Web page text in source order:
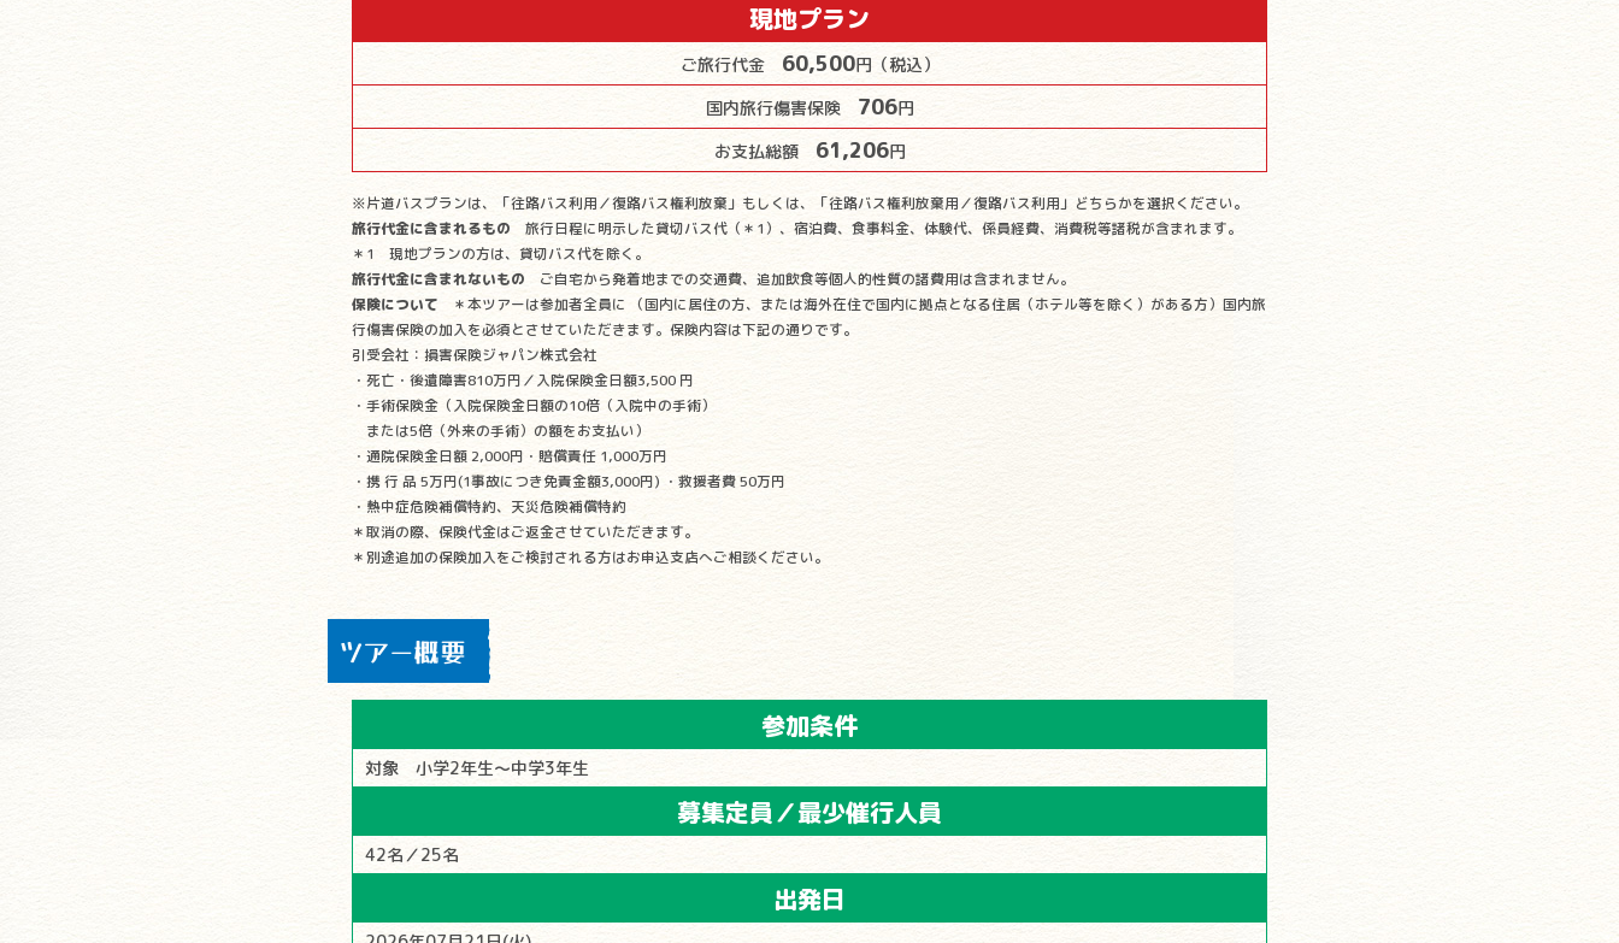
現地プラン
ご旅行代金 60,500円（税込）
国内旅行傷害保険 706円
お支払総額 61,206円
※片道バスプランは、「往路バス利用／復路バス権利放棄」もしくは、「往路バス権利放棄用／復路バス利用」どちらかを選択ください。
旅行代金に含まれるもの 旅行日程に明示した貸切バス代（＊1）、宿泊費、食事料金、体験代、係員経費、消費税等諸税が含まれます。
＊1 現地プランの方は、貸切バス代を除く。
旅行代金に含まれないもの ご自宅から発着地までの交通費、追加飲食等個人的性質の諸費用は含まれません。
保険について ＊本ツアーは参加者全員に （国内に居住の方、または海外在住で国内に拠点となる住居（ホテル等を除く）がある方）国内旅
行傷害保険の加入を必須とさせていただきます。保険内容は下記の通りです。
引受会社：損害保険ジャパン株式会社
・死亡・後遺障害810万円／入院保険金日額3,500 円
・手術保険金（入院保険金日額の10倍（入院中の手術）
または5倍（外来の手術）の額をお支払い）
・通院保険金日額 2,000円・賠償責任 1,000万円
・携 行 品 5万円(1事故につき免責金額3,000円) ・救援者費 50万円
・熱中症危険補償特約、天災危険補償特約
＊取消の際、保険代金はご返金させていただきます。
＊別途追加の保険加入をご検討される方はお申込支店へご相談ください。
ツアー概要
参加条件
対象 小学2年生～中学3年生
募集定員／最少催行人員
42名／25名
出発日